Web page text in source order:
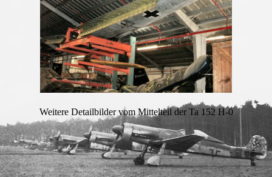
Weitere Detailbilder vom Mittelteil der Ta 152 H-0